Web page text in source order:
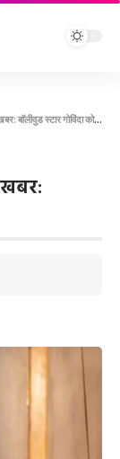
स्टार गोविंदा को लगी गोली